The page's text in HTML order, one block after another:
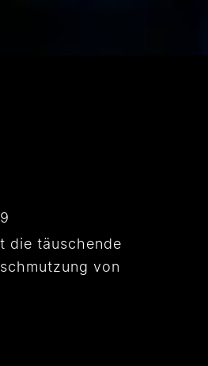
die täuschende
von